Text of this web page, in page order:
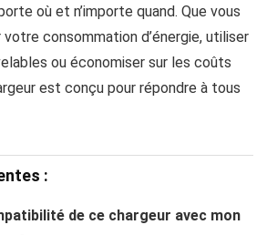
où et n’importe quand. Que vous
consommation d’énergie, utiliser
ou économiser sur les coûts
est conçu pour répondre à tous
:
de ce chargeur avec mon